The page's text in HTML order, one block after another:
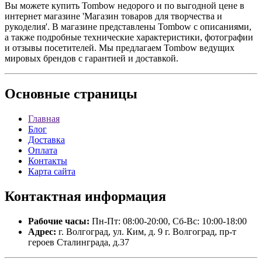
Вы можете купить Tombow недорого и по выгодной цене в
интернет магазине 'Магазин товаров для творчества и
рукоделия'. В магазине представлены Tombow с описаниями,
а также подробные технические характеристики, фотографии
и отзывы посетителей. Мы предлагаем Tombow ведущих
мировых брендов с гарантией и доставкой.
Основные страницы
Главная
Блог
Доставка
Оплата
Контакты
Карта сайта
Контактная информация
Рабочие часы: Пн-Пт: 08:00-20:00, Сб-Вс: 10:00-18:00
Адрес: г. Волгоград, ул. Ким, д. 9 г. Волгоград, пр-т
героев Сталинграда, д.37